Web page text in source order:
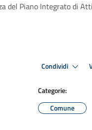
del Piano Integrato di
Condividi
Categorie:
Comune